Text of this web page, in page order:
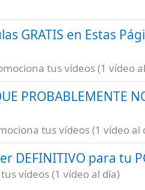
GRATIS en Estas
tus vídeos (1 vídeo
PROBABLEMENTE
tus vídeos (1 vídeo al
DEFINITIVO para tu
vídeos (1 vídeo al día)